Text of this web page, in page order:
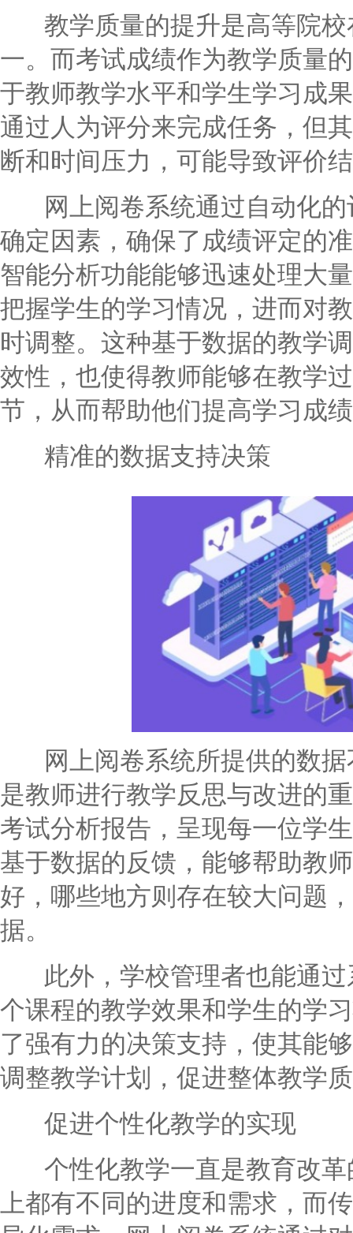
教学质量的提升是高等院校
一。而考试成绩作为教学质量
于教师教学水平和学生学习成
通过人为评分来完成任务，但
断和时间压力，可能导致评价
网上阅卷系统通过自动化的
确定因素，确保了成绩评定的
智能分析功能能够迅速处理大
把握学生的学习情况，进而对
时调整。这种基于数据的教学
效性，也使得教师能够在教学
节，从而帮助他们提高学习成
精准的数据支持决策
网上阅卷系统所提供的数据
是教师进行教学反思与改进的
考试分析报告，呈现每一位学
基于数据的反馈，能够帮助教
好，哪些地方则存在较大问题
据。
此外，学校管理者也能通过
个课程的教学效果和学生的学
了强有力的决策支持，使其能
调整教学计划，促进整体教学
促进个性化教学的实现
个性化教学一直是教育改革
上都有不同的进度和需求，而